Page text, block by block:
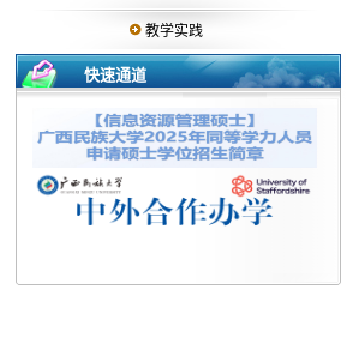
教学实践
快速通道